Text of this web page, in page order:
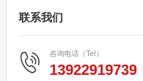
联系我们
咨询电话（Tel）
13922919739